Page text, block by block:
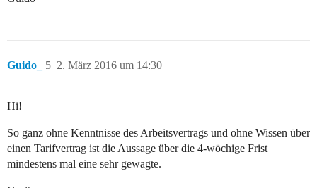
Guido_ 2. März 2016 um 14:30
5
Hi!
So ganz ohne Kenntnisse des Arbeitsvertrags und ohne Wissen über
einen Tarifvertrag ist die Aussage über die 4-wöchige Frist
mindestens mal eine sehr gewagte.